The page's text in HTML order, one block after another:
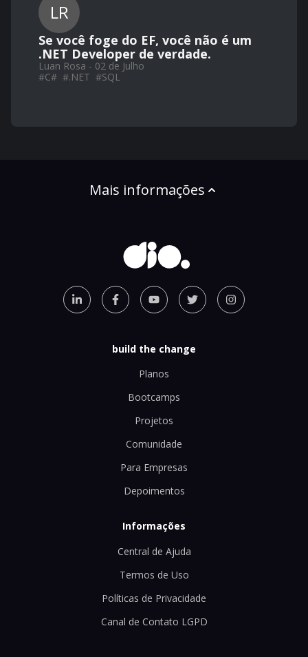
LR
Se você foge do EF, você não é um
.NET Developer de verdade.
Luan Rosa - 02 de Julho
#C# #.NET #SQL
Mais informações
build the change
Planos
Bootcamps
Projetos
Comunidade
Para Empresas
Depoimentos
Informações
Central de Ajuda
Termos de Uso
Políticas de Privacidade
Canal de Contato LGPD